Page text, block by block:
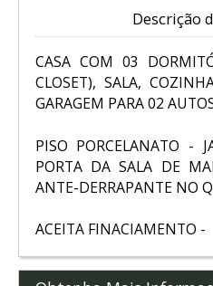
Descrição
CASA COM 03
CLOSET), SALA,
GARAGEM PARA 02
PISO PORCELANATO -
PORTA DA SALA DE
ANTE-DERRAPANTE NO
ACEITA FINACIAMENTO -